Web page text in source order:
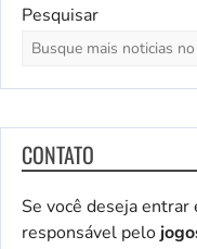
Pesquisar
CONTATO
Se você deseja
responsável pelo